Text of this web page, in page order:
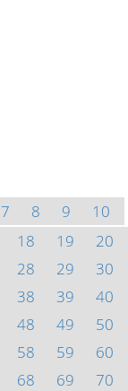
7 8 9
10
18 19
20
28 29
30
38 39
40
48 49
50
58 59
60
68 69
70